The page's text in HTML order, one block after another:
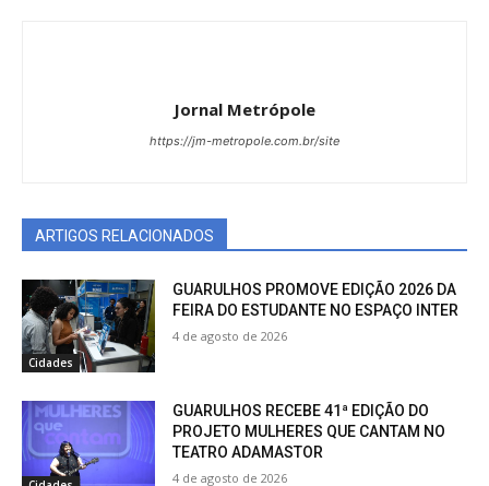
Jornal Metrópole
https://jm-metropole.com.br/site
ARTIGOS RELACIONADOS
Cidades
GUARULHOS PROMOVE EDIÇÃO 2026 DA
FEIRA DO ESTUDANTE NO ESPAÇO INTER
4 de agosto de 2026
GUARULHOS RECEBE 41ª EDIÇÃO DO
PROJETO MULHERES QUE CANTAM NO
TEATRO ADAMASTOR
4 de agosto de 2026